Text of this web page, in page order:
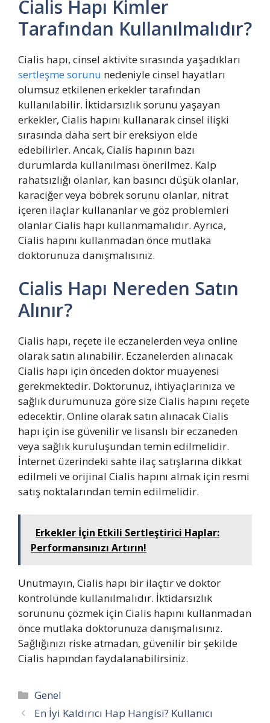
Cialis Hapı Kimler
Tarafından Kullanılmalıdır?
Cialis hapı, cinsel aktivite sırasında yaşadıkları
sertleşme sorunu nedeniyle cinsel hayatları
olumsuz etkilenen erkekler tarafından
kullanılabilir. İktidarsızlık sorunu yaşayan
erkekler, Cialis hapını kullanarak cinsel ilişki
sırasında daha sert bir ereksiyon elde
edebilirler. Ancak, Cialis hapının bazı
durumlarda kullanılması önerilmez. Kalp
rahatsızlığı olanlar, kan basıncı düşük olanlar,
karaciğer veya böbrek sorunu olanlar, nitrat
içeren ilaçlar kullananlar ve göz problemleri
olanlar Cialis hapı kullanmamalıdır. Ayrıca,
Cialis hapını kullanmadan önce mutlaka
doktorunuza danışmalısınız.
Cialis Hapı Nereden Satın
Alınır?
Cialis hapı, reçete ile eczanelerden veya online
olarak satın alınabilir. Eczanelerden alınacak
Cialis hapı için önceden doktor muayenesi
gerekmektedir. Doktorunuz, ihtiyaçlarınıza ve
sağlık durumunuza göre size Cialis hapını reçete
edecektir. Online olarak satın alınacak Cialis
hapı için ise güvenilir ve lisanslı bir eczaneden
veya sağlık kuruluşundan temin edilmelidir.
İnternet üzerindeki sahte ilaç satışlarına dikkat
edilmeli ve orijinal Cialis hapını almak için resmi
satış noktalarından temin edilmelidir.
Erkekler İçin Etkili Sertleştirici Haplar:
Performansınızı Artırın!
Unutmayın, Cialis hapı bir ilaçtır ve doktor
kontrolünde kullanılmalıdır. İktidarsızlık
sorununu çözmek için Cialis hapını kullanmadan
önce mutlaka doktorunuza danışmalısınız.
Sağlığınızı riske atmadan, güvenilir bir şekilde
Cialis hapından faydalanabilirsiniz.
Kategoriler
Genel
En İyi Kaldırıcı Hap Hangisi? Kullanıcı